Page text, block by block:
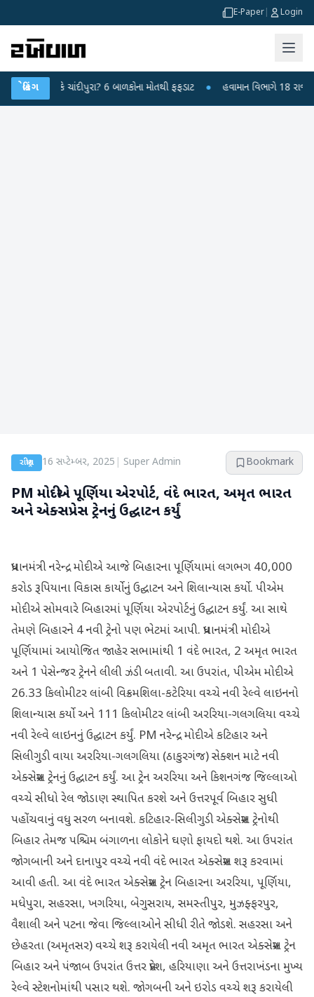
E-Paper Login
બ્રેકિંગ
કે ચાંદીપુરા? 6 બાળકોના મોતથી ફફડાટ ● હવામાન વિભાગે 18 રાજ્યો માટે ભારે
રાષ્ટ્રીય 16 સપ્ટેમ્બર, 2025 Super Admin Bookmark
PM મોદીએ પૂર્ણિયા એરપોર્ટ, વંદે ભારત, અમૃત ભારત
અને એક્સપ્રેસ ટ્રેનનું ઉદ્ઘાટન કર્યું
પ્રધાનમંત્રી નરેન્દ્ર મોદીએ આજે બિહારના પૂર્ણિયામાં લગભગ 40,000
કરોડ રૂપિયાના વિકાસ કાર્યોનું ઉદ્ઘાટન અને શિલાન્યાસ કર્યો. પીએમ
મોદીએ સોમવારે બિહારમાં પૂર્ણિયા એરપોર્ટનું ઉદ્ઘાટન કર્યું. આ સાથે
તેમણે બિહારને 4 નવી ટ્રેનો પણ ભેટમાં આપી. પ્રધાનમંત્રી મોદીએ
પૂર્ણિયામાં આયોજિત જાહેર સભામાંથી 1 વંદે ભારત, 2 અમૃત ભારત
અને 1 પેસેન્જર ટ્રેનને લીલી ઝંડી બતાવી. આ ઉપરાંત, પીએમ મોદીએ
26.33 કિલોમીટર લાંબી વિક્રમશિલા-કટેરિયા વચ્ચે નવી રેલ્વે લાઇનનો
શિલાન્યાસ કર્યો અને 111 કિલોમીટર લાંબી અરરિયા-ગલગલિયા વચ્ચે
નવી રેલ્વે લાઇનનું ઉદ્ઘાટન કર્યું. PM નરેન્દ્ર મોદીએ કટિહાર અને
સિલીગુડી વાયા અરરિયા-ગલગલિયા (ઠાકુરગંજ) સેક્શન માટે નવી
એક્સપ્રેસ ટ્રેનનું ઉદ્ઘાટન કર્યું. આ ટ્રેન અરરિયા અને કિશનગંજ જિલ્લાઓ
વચ્ચે સીધો રેલ જોડાણ સ્થાપિત કરશે અને ઉત્તરપૂર્વ બિહાર સુધી
પહોંચવાનું વધુ સરળ બનાવશે. કટિહાર-સિલીગુડી એક્સપ્રેસ ટ્રેનોથી
બિહાર તેમજ પશ્ચિમ બંગાળના લોકોને ઘણો ફાયદો થશે. આ ઉપરાંત
જોગબાની અને દાનાપુર વચ્ચે નવી વંદે ભારત એક્સપ્રેસ શરૂ કરવામાં
આવી હતી. આ વંદે ભારત એક્સપ્રેસ ટ્રેન બિહારના અરરિયા, પૂર્ણિયા,
મધેપુરા, સહરસા, ખગરિયા, બેગુસરાય, સમસ્તીપુર, મુઝફ્ફરપુર,
વૈશાલી અને પટના જેવા જિલ્લાઓને સીધી રીતે જોડશે. સહરસા અને
છેહરતા (અમૃતસર) વચ્ચે શરૂ કરાયેલી નવી અમૃત ભારત એક્સપ્રેસ ટ્રેન
બિહાર અને પંજાબ ઉપરાંત ઉત્તર પ્રદેશ, હરિયાણા અને ઉત્તરાખંડના મુખ્ય
રેલ્વે સ્ટેશનોમાંથી પસાર થશે. જોગબની અને ઇરોડ વચ્ચે શરૂ કરાયેલી